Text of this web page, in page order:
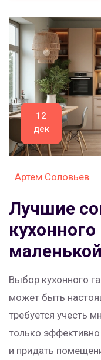
кухню стильной и
12
дек
Артем Соловьев
Лучшие
Выбор кухонного
может быть
требуется учесть
только эффективно
и придать